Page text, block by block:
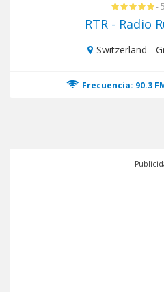
-
RTR - Radio
Switzerland -
Frecuencia: 90.3